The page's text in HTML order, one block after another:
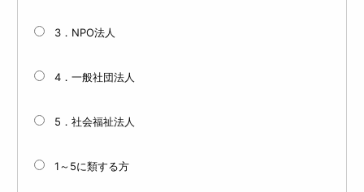
3．NPO法人
4．一般社団法人
5．社会福祉法人
1～5に類する方